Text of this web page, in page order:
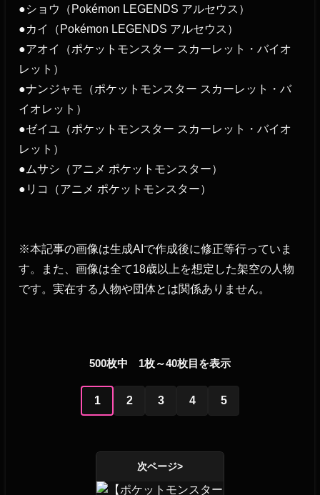
●ショウ（Pokémon LEGENDS アルセウス）
●カイ（Pokémon LEGENDS アルセウス）
●アオイ（ポケットモンスター スカーレット・バイオ
レット）
●ナンジャモ（ポケットモンスター スカーレット・バ
イオレット）
●ゼイユ（ポケットモンスター スカーレット・バイオ
レット）
●ムサシ（アニメ ポケットモンスター）
●リコ（アニメ ポケットモンスター）
※本記事の画像は生成AIで作成後に修正等行っていま
す。また、画像は全て18歳以上を想定した架空の人物
です。実在する人物や団体とは関係ありません。
500枚中 1枚～40枚目を表示
1 2 3 4 5
次ページ>